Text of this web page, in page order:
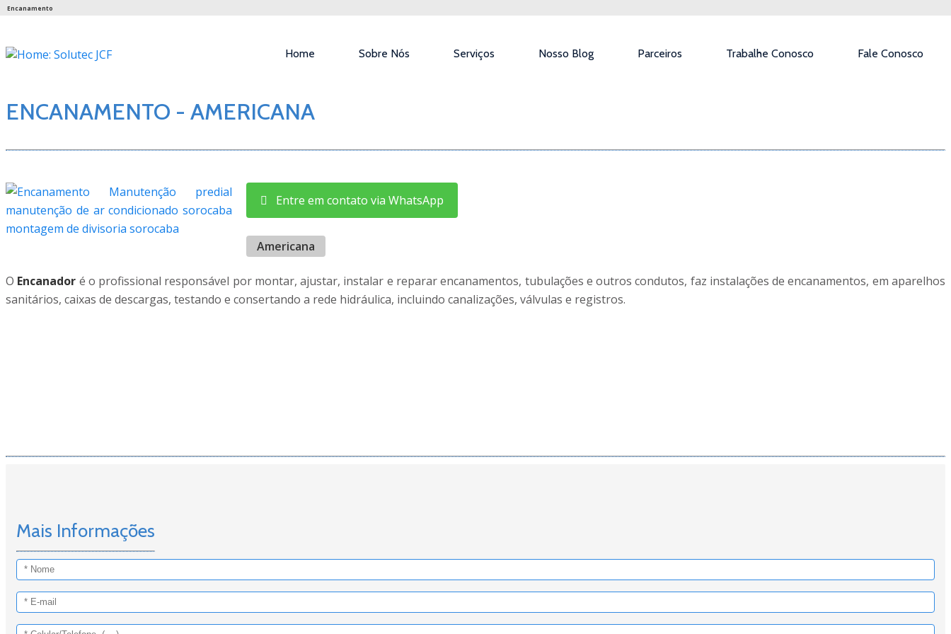
Encanamento
Home Sobre Nós Serviços Nosso Blog Parceiros Trabalhe Conosco Fale Conosco
ENCANAMENTO - AMERICANA
Entre em contato via WhatsApp
Americana
O Encanador é o profissional responsável por montar, ajustar, instalar e reparar encanamentos, tubulações e outros condutos, faz instalações de encanamentos, em aparelhos
sanitários, caixas de descargas, testando e consertando a rede hidráulica, incluindo canalizações, válvulas e registros.
Mais Informações